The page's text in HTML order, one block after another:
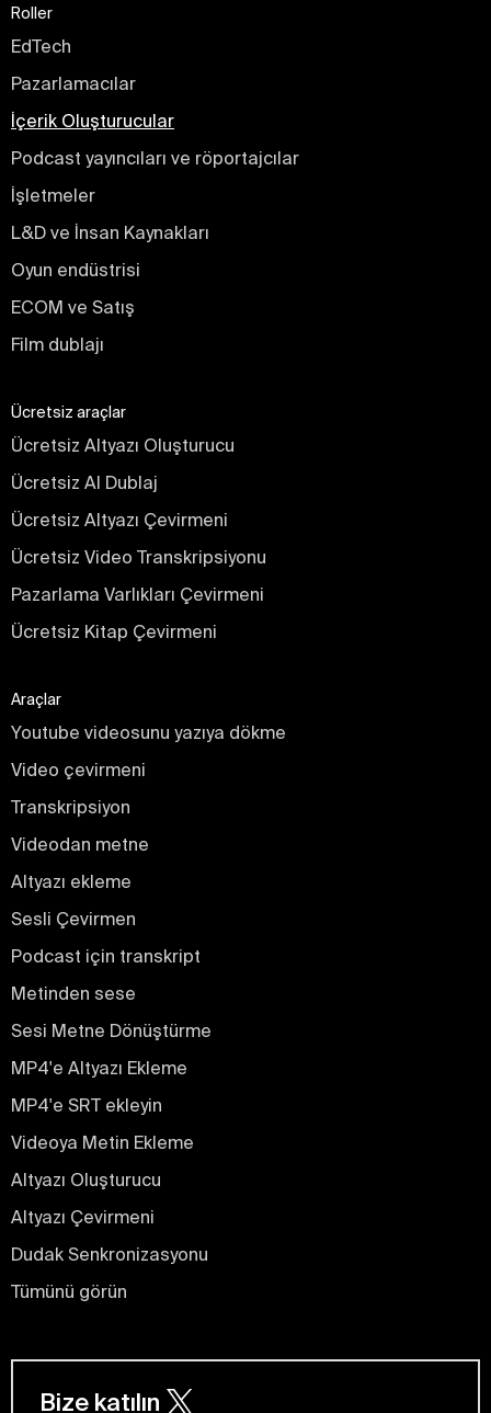
Roller
EdTech
Pazarlamacılar
İçerik Oluşturucular
Podcast yayıncıları ve röportajcılar
İşletmeler
L&D ve İnsan Kaynakları
Oyun endüstrisi
ECOM ve Satış
Film dublajı
Ücretsiz araçlar
Ücretsiz Altyazı Oluşturucu
Ücretsiz AI Dublaj
Ücretsiz Altyazı Çevirmeni
Ücretsiz Video Transkripsiyonu
Pazarlama Varlıkları Çevirmeni
Ücretsiz Kitap Çevirmeni
Araçlar
Youtube videosunu yazıya dökme
Video çevirmeni
Transkripsiyon
Videodan metne
Altyazı ekleme
Sesli Çevirmen
Podcast için transkript
Metinden sese
Sesi Metne Dönüştürme
MP4'e Altyazı Ekleme
MP4'e SRT ekleyin
Videoya Metin Ekleme
Altyazı Oluşturucu
Altyazı Çevirmeni
Dudak Senkronizasyonu
Tümünü görün
Bize katılın